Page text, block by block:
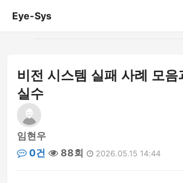
Eye-Sys
게시판
비전 시스템 실패 사례 모음
실수
임현우
0건
88회 2026.05.15 14:44